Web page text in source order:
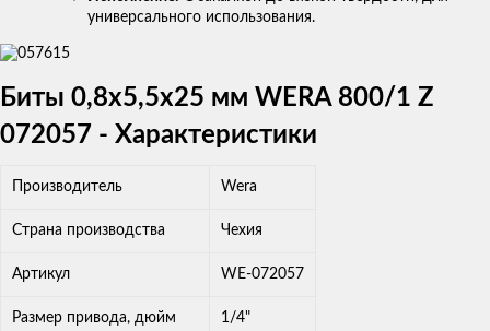
универсального использования.
Биты 0,8х5,5х25 мм WERA 800/1 Z
072057 - Характеристики
Производитель Wera
Страна производства Чехия
Артикул WE-072057
Размер привода, дюйм 1/4"